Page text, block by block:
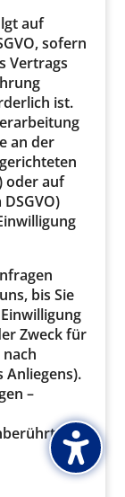
auf
sofern
Vertrags
ist.
an der
oder auf
bis Sie
Zweck für
Anliegens).
–